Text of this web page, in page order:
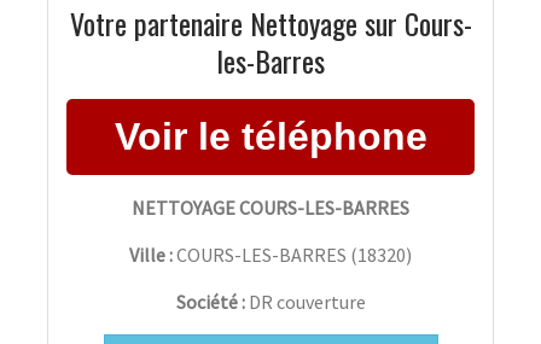
Votre partenaire Nettoyage sur Cours-
les-Barres
NETTOYAGE COURS-LES-BARRES
Ville :COURS-LES-BARRES (18320)
Société : DR couverture